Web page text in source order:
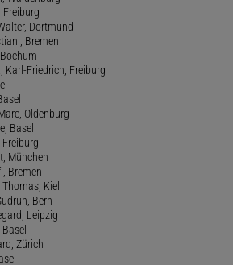
Freiburg
Dortmund
, Bremen
Karl-Friedrich, Freiburg
Oldenburg
Basel
Freiburg
München
, Bremen
Kiel
Bern
Leipzig
Zürich